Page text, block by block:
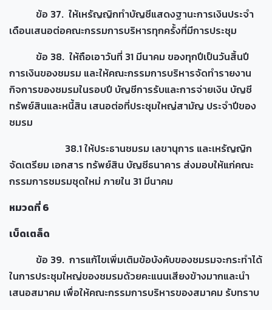
ข้อ 37. ให้เหรัญญิกทำบัญชีแสดงฐานะการเงินประจำ
เดือนเสนอต่อคณะกรรมการบริหารทุกครั้งที่มีการประชุม
ข้อ 38. ให้ถือเอาวันที่ 31 มีนาคม ของทุกปีเป็นวันสิ้นปี
การเงินของชมรม และให้คณะกรรมการบริหารจัดทำรายงาน
กิจการของชมรมในรอบปี บัญชีการรับและการจ่ายเงิน บัญชี
ทรัพย์สินและหนี้สิน เสนอต่อที่ประชุมใหญ่สามัญ ประจำปีของ
ชมรม
38.1 ให้ประธานชมรม เลขานุการ และเหรัญญิก
จัดเตรียม เอกสาร ทรัพย์สิน บัญชีธนาคาร ส่งมอบให้แก่คณะ
กรรมการชมรมชุดใหม่ ภายใน 31 มีนาคม
หมวดที่6
เบ็ดเตล็ด
ข้อ 39. การแก้ไขเพิ่มเติมข้อบังคับของชมรมจะกระทำได้
ในการประชุมใหญ่ของชมรมด้วยคะแนนเสียงข้างมากและนำ
เสนอสมาคม เพื่อให้คณะกรรมการบริหารของสมาคม รับทราบ